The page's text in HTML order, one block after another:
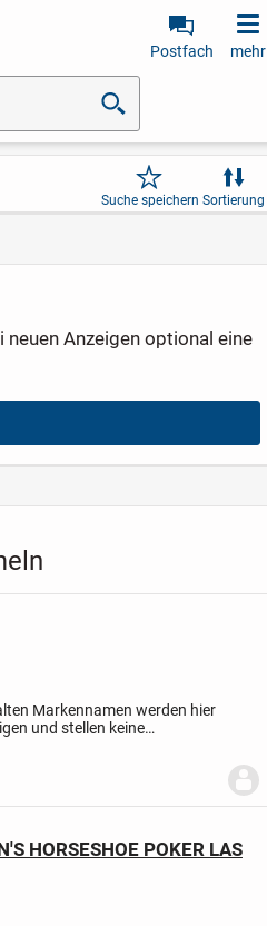
Postfach mehr
Suche speichern Sortierung
Anzeigen optional eine
Markennamen werden hier
und stellen keine
HORSESHOE POKER LAS